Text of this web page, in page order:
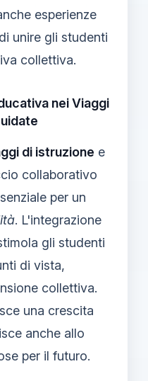
esperienze
unire gli studenti
collettiva.
nei Viaggi
di istruzione e
collaborativo
per un
. L'integrazione
gli studenti
di vista,
collettiva.
una crescita
anche allo
per il futuro.